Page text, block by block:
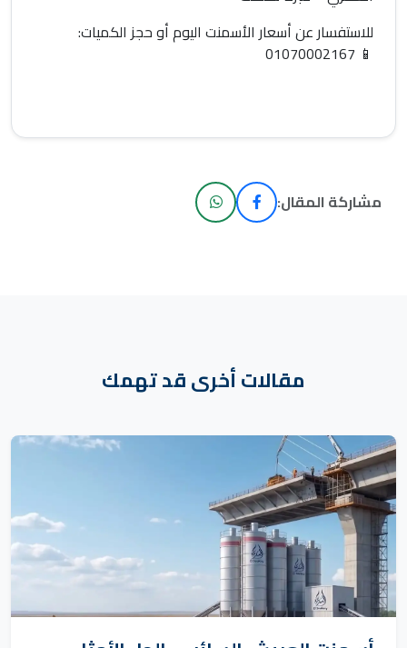
للاستفسار عنأسعار الأسمنت اليومأو حجز الكميات:
📱
01070002167
مشاركة المقال:
مقالات أخرى قد تهمك